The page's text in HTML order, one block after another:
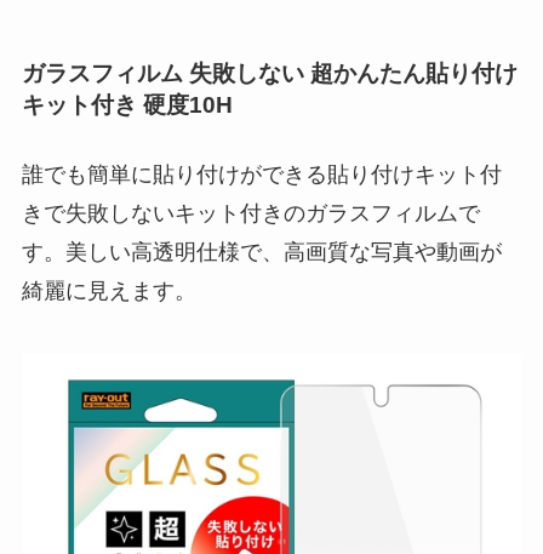
ガラスフィルム 失敗しない 超かんたん貼り付け
キット付き 硬度10H
誰でも簡単に貼り付けができる貼り付けキット付
きで失敗しないキット付きのガラスフィルムで
す。美しい高透明仕様で、高画質な写真や動画が
綺麗に見えます。